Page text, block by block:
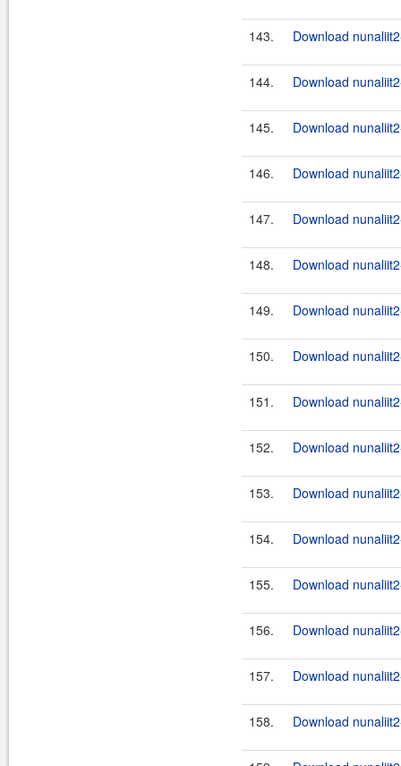
143. Download
144. Download
145. Download
146. Download
147. Download
148. Download
149. Download
150. Download
151. Download
152. Download
153. Download
154. Download
155. Download
156. Download
157. Download
158. Download